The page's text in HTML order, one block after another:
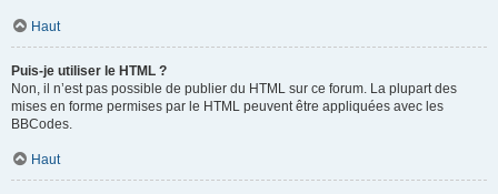
Haut
Puis-je utiliser le HTML ?
Non, il n’est pas possible de publier du HTML sur ce forum. La plupart des
mises en forme permises par le HTML peuvent être appliquées avec les
BBCodes.
Haut